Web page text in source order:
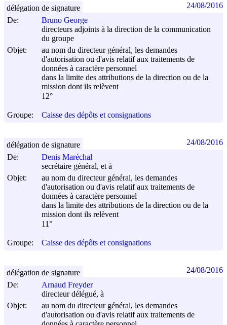
De:
Bruno George
directeurs adjoints à la direction de la communication
du groupe
Objet:
au nom du directeur général, les demandes
d'autorisation ou d'avis relatif aux traitements de
données à caractère personnel
dans la limite des attributions de la direction ou de la
mission dont ils relèvent
12°
Groupe: Caisse des dépôts et consignations
délégation de signature 24/08/2016
De:
Denis Maréchal
secrétaire général, et à
Objet:
au nom du directeur général, les demandes
d'autorisation ou d'avis relatif aux traitements de
données à caractère personnel
dans la limite des attributions de la direction ou de la
mission dont ils relèvent
11°
Groupe: Caisse des dépôts et consignations
délégation de signature 24/08/2016
De:
Arnaud Freyder
directeur délégué, à
Objet:
au nom du directeur général, les demandes
d'autorisation ou d'avis relatif aux traitements de
délégation de signature 24/08/2016